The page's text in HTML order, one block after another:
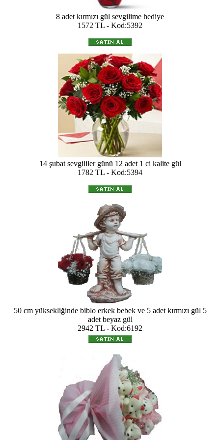
8 adet kırmızı gül sevgilime hediye
1572 TL - Kod:5392
14 şubat sevgililer günü 12 adet 1 ci kalite gül
1782 TL - Kod:5394
50 cm yüksekliğinde biblo erkek bebek ve 5 adet kırmızı gül 5
adet beyaz gül
2942 TL - Kod:6192